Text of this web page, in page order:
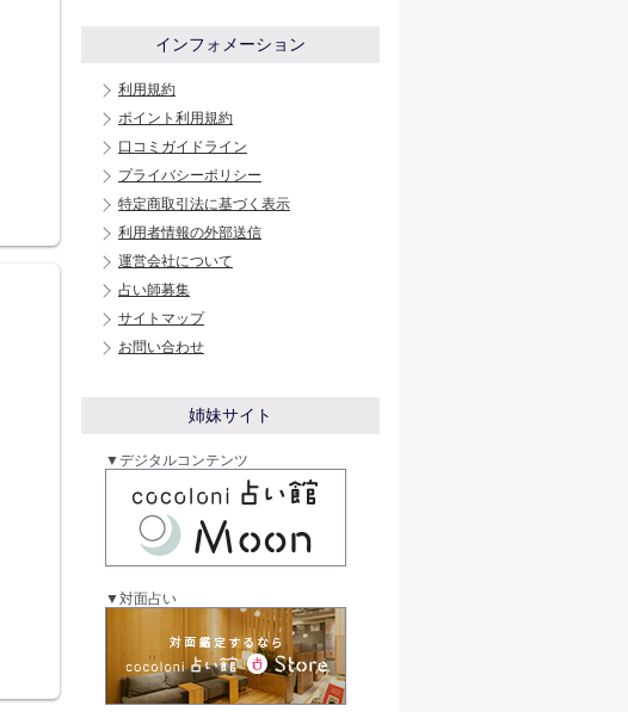
インフォメーション
利用規約
ポイント利用規約
口コミガイドライン
プライバシーポリシー
特定商取引法に基づく表示
利用者情報の外部送信
運営会社について
占い師募集
サイトマップ
お問い合わせ
姉妹サイト
▼デジタルコンテンツ
▼対面占い